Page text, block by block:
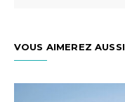
VOUS AIMEREZ AUSSI